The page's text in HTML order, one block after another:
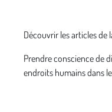
Découvrir les articles de
Prendre conscience de
endroits humains dans